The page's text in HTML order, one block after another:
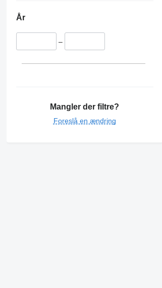
År
–
Mangler der filtre?
Foreslå en ændring